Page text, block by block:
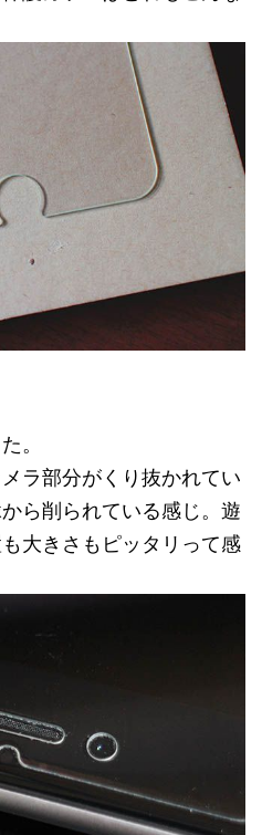
。
ラ部分がくり抜かれてい
ら削られている感じ。遊
大きさもピッタリって感